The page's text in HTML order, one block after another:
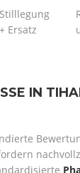
Stilllegung
+ Ersatz
IN